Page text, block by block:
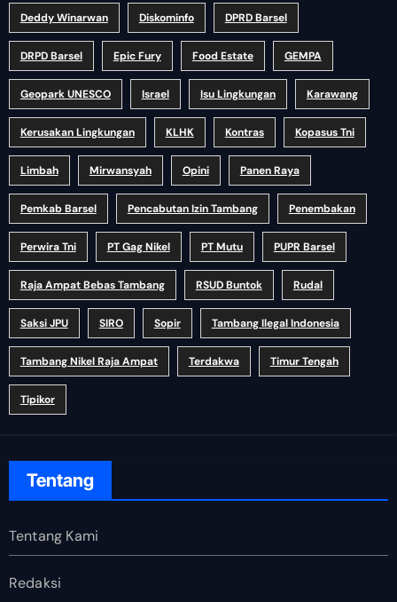
Deddy Winarwan Diskominfo DPRD Barsel
DRPD Barsel Epic Fury Food Estate GEMPA
Geopark UNESCO Israel Isu Lingkungan Karawang
Kerusakan Lingkungan KLHK Kontras Kopasus Tni
Limbah Mirwansyah Opini Panen Raya
Pemkab Barsel Pencabutan Izin Tambang Penembakan
Perwira Tni PT Gag Nikel PT Mutu PUPR Barsel
Raja Ampat Bebas Tambang RSUD Buntok Rudal
Saksi JPU SIRO Sopir Tambang Ilegal Indonesia
Tambang Nikel Raja Ampat Terdakwa Timur Tengah
Tipikor
Tentang
Tentang Kami
Redaksi